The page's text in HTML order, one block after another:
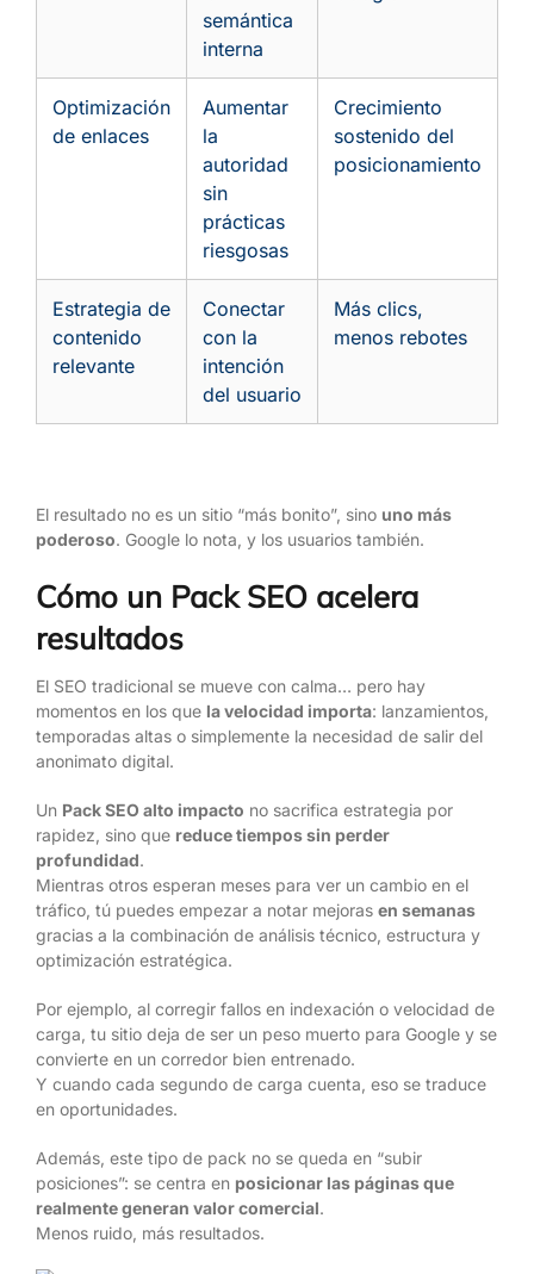
semántica
interna
Optimización
de enlaces
Aumentar
la
autoridad
sin
prácticas
riesgosas
Crecimiento
sostenido del
posicionamiento
Estrategia de
contenido
relevante
Conectar
con la
intención
del usuario
Más clics,
menos rebotes
El resultado no es un sitio “más bonito”, sino uno más
poderoso. Google lo nota, y los usuarios también.
Cómo un Pack SEO acelera
resultados
El SEO tradicional se mueve con calma… pero hay
momentos en los que la velocidad importa: lanzamientos,
temporadas altas o simplemente la necesidad de salir del
anonimato digital.
Un Pack SEO alto impacto no sacrifica estrategia por
rapidez, sino que reduce tiempos sin perder
profundidad.
Mientras otros esperan meses para ver un cambio en el
tráfico, tú puedes empezar a notar mejoras en semanas
gracias a la combinación de análisis técnico, estructura y
optimización estratégica.
Por ejemplo, al corregir fallos en indexación o velocidad de
carga, tu sitio deja de ser un peso muerto para Google y se
convierte en un corredor bien entrenado.
Y cuando cada segundo de carga cuenta, eso se traduce
en oportunidades.
Además, este tipo de pack no se queda en “subir
posiciones”: se centra en posicionar las páginas que
realmente generan valor comercial.
Menos ruido, más resultados.